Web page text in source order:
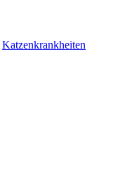
Katzenkrankheiten